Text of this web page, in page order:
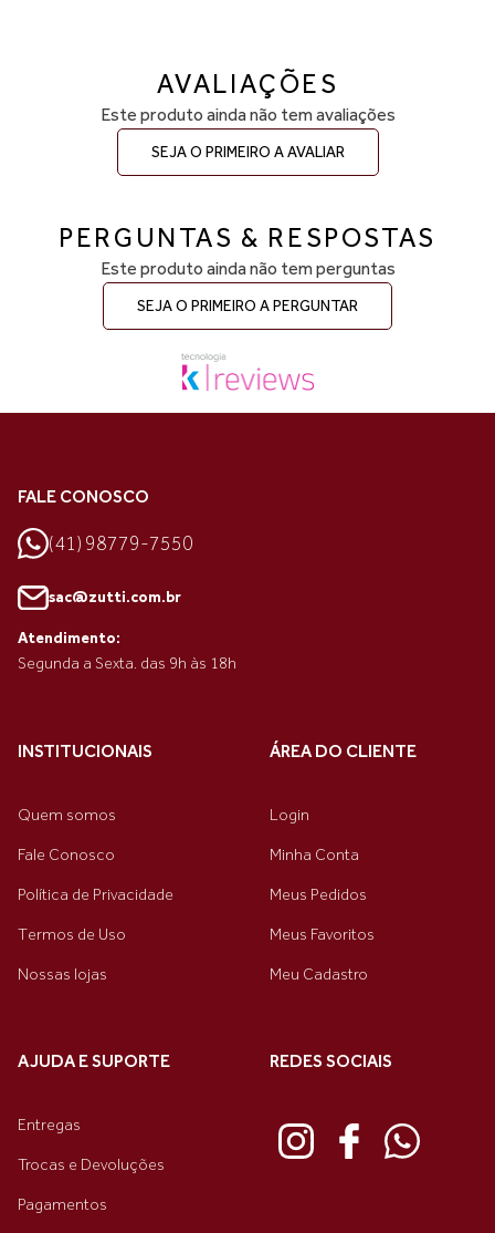
AVALIAÇÕES
Este produto ainda não tem avaliações
SEJA O PRIMEIRO A AVALIAR
PERGUNTAS & RESPOSTAS
Este produto ainda não tem perguntas
SEJA O PRIMEIRO A PERGUNTAR
FALE CONOSCO
(41) 98779-7550
sac@zutti.com.br
Atendimento:
Segunda a Sexta. das 9h às 18h
INSTITUCIONAIS
Quem somos
Fale Conosco
Política de Privacidade
Termos de Uso
Nossas lojas
ÁREA DO CLIENTE
Login
Minha Conta
Meus Pedidos
Meus Favoritos
Meu Cadastro
AJUDA E SUPORTE
Entregas
Trocas e Devoluções
Pagamentos
REDES SOCIAIS